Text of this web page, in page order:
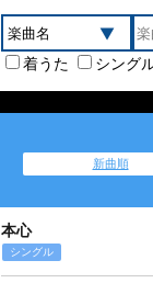
着うた シング
新曲順
本心
シングル